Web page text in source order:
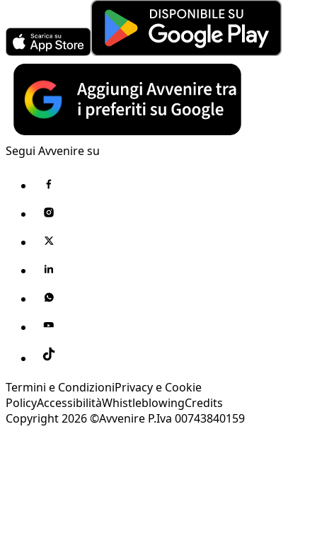
Segui Avvenire su
Termini e CondizioniPrivacy e Cookie
PolicyAccessibilitàWhistleblowingCredits
Copyright 2026 ©Avvenire P.Iva 00743840159